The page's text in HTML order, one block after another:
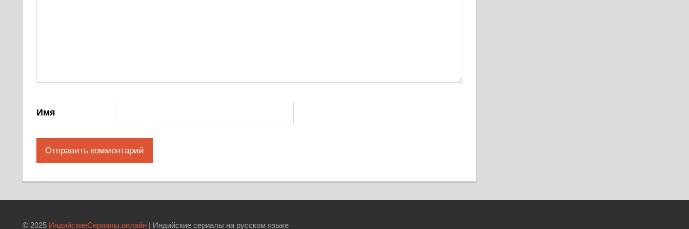
Имя
© 2025 ИндийскиеСериалы.онлайн | Индийские сериалы на русском языке